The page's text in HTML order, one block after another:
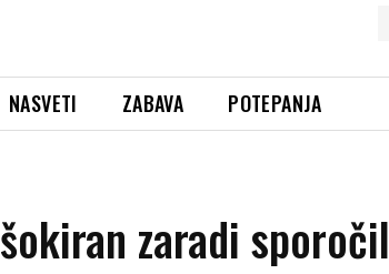
NASVETI ZABAVA POTEPANJA
zaradi sporočil